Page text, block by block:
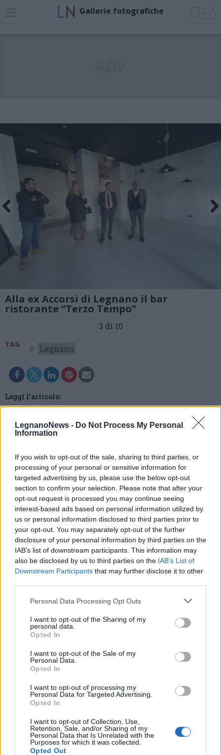
LegnanoNews - Do Not Process My Personal
Information
If you wish to opt-out of the sale, sharing to third parties, or
processing of your personal or sensitive information for
targeted advertising by us, please use the below opt-out
section to confirm your selection. Please note that after your
opt-out request is processed you may continue seeing
interest-based ads based on personal information utilized by
us or personal information disclosed to third parties prior to
your opt-out. You may separately opt-out of the further
disclosure of your personal information by third parties on the
IAB’s list of downstream participants. This information may
also be disclosed by us to third parties on the IAB’s List of
Downstream Participants that may further disclose it to other
Personal Data Processing Opt Outs
I want to opt-out of the Sharing of my
personal data.
Opted In
I want to opt-out of the Sale of my
Personal Data.
Opted In
I want to opt-out of processing my
Personal Data for Targeted Advertising.
Opted In
I want to opt-out of Collection, Use,
Retention, Sale, and/or Sharing of my
Personal Data that Is Unrelated with the
Purposes for which it was collected.
Opted Out
Gallerie fotografiche
Alla ex Accorsi di Legnano il bar
ristorante “Terzo Tempo”
3 di 10
TAG Legnano
Leggi l'articolo:
Nasce nell’ex Accorsi di Legnano il bar “Terzo tempo”, un
Commenti
articolo.
L'email è richiesta ma non verrà mostrata ai visitatori. Il contenuto di questo
commento esprime il pensiero dell'autore e non rappresenta la linea editoriale
commenti non sono testi giornalistici, ma post inviati dai singoli lettori che
possono essere automaticamente pubblicati senza filtro preventivo. I commenti
che includano uno o più link a siti esterni verranno rimossi in automatico dal